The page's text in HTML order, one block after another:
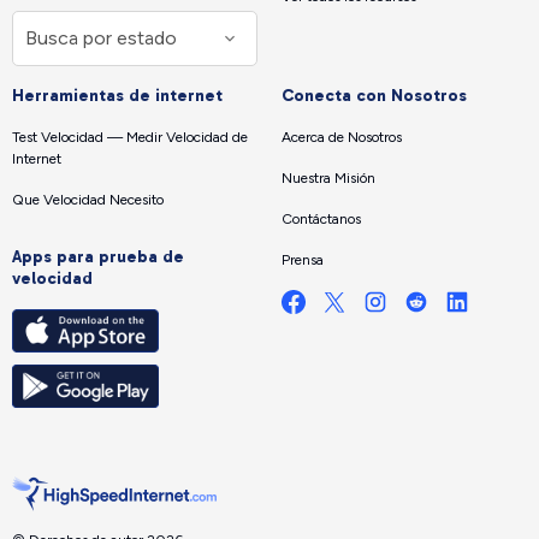
Herramientas de internet
Test Velocidad — Medir Velocidad de
Internet
Que Velocidad Necesito
Apps para prueba de
velocidad
Conecta con Nosotros
Acerca de Nosotros
Nuestra Misión
Contáctanos
Prensa